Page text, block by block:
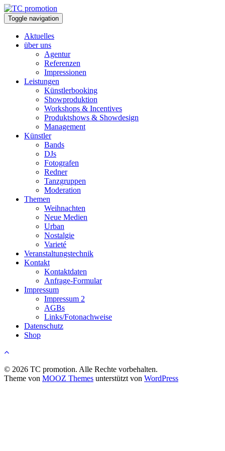
Toggle navigation
Aktuelles
über uns
Agentur
Referenzen
Impressionen
Leistungen
Künstlerbooking
Showproduktion
Workshops & Incentives
Produktshows & Showdesign
Management
Künstler
Bands
DJs
Fotografen
Redner
Tanzgruppen
Moderation
Themen
Weihnachten
Neue Medien
Urban
Nostalgie
Varieté
Veranstaltungstechnik
Kontakt
Kontaktdaten
Anfrage-Formular
Impressum
Impressum 2
AGBs
Links/Fotonachweise
Datenschutz
Shop
© 2026 TC promotion. Alle Rechte vorbehalten.
Theme von MOOZ Themes unterstützt von WordPress